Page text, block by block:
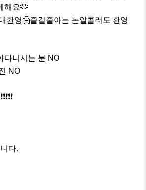
해요🫶
환영🤗즐길줄아는 논알콜러도 환영
다니시는 분 NO
NO
다.